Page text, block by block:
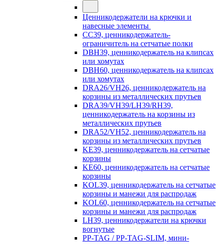
Ценникодержатели на крючки и
навесные элементы
CC39, ценникодержатель-
ограничитель на сетчатые полки
DBH39, ценникодержатель на клипсах
или хомутах
DBH60, ценникодержатель на клипсах
или хомутах
DRA26/VH26, ценникодержатель на
корзины из металлических прутьев
DRA39/VH39/LH39/RH39,
ценникодержатель на корзины из
металлических прутьев
DRA52/VH52, ценникодержатель на
корзины из металлических прутьев
KE39, ценникодержатель на сетчатые
корзины
KE60, ценникодержатель на сетчатые
корзины
KOL39, ценникодержатель на сетчатые
корзины и манежи для распродаж
KOL60, ценникодержатель на сетчатые
корзины и манежи для распродаж
LH39, ценникодержатели на крючки
вогнутые
PP-TAG / PP-TAG-SLIM, мини-